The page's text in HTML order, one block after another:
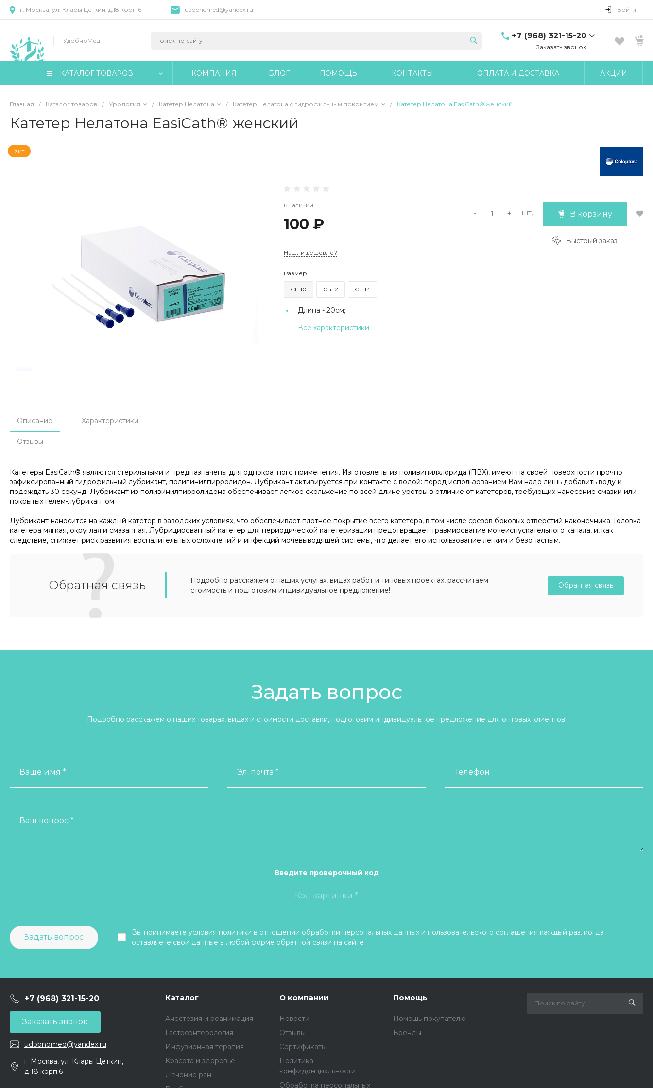
г. Москва, ул. Клары Цеткин, д.18 корп.6 udobnomed@yandex.ru Войти
УдобноМед
+7 (968) 321-15-20
г. Москва, ул. Клары
Заказать звонок
КАТАЛОГ ТОВАРОВ КОМПАНИЯ БЛОГ ПОМОЩЬ КОНТАКТЫ ОПЛАТА И ДОСТАВКА АКЦИИ
Главная / Каталог товаров / Урология / Катетер Нелатона / Катетер Нелатона с гидрофильным покрытием / Катетер Нелатона EasiCath® женский
Катетер Нелатона EasiCath® женский
Хит
В наличии
100 ₽
- + шт. В корзину
Быстрый заказ
Нашли дешевле?
Размер
Ch 10 Ch 12 Ch 14
Длина -20см;
Все характеристики
Описание Характеристики
Отзывы
Катетеры EasiCath® являются стерильными и предназначены для однократного применения. Изготовлены из поливинилхлорида (ПВХ), имеют на своей поверхности прочно
зафиксированный гидрофильный лубрикант, поливинилпирролидон. Лубрикант активируется при контакте с водой: перед использованием Вам надо лишь добавить воду и
подождать 30 секунд. Лубрикант из поливинилпирролидона обеспечивает легкое скольжение по всей длине уретры в отличие от катетеров, требующих нанесение смазки или
покрытых гелем-лубрикантом.
Лубрикант наносится на каждый катетер в заводских условиях, что обеспечивает плотное покрытие всего катетера, в том числе срезов боковых отверстий наконечника. Головка
катетера мягкая, округлая и смазанная. Лубрицированный катетер для периодической катетеризации предотвращает травмирование мочеиспускательного канала, и, как
следствие, снижает риск развития воспалительных осложнений и инфекций мочевыводящей системы, что делает его использование легким и безопасным.
Обратная связь
Подробно расскажем о наших услугах, видах работ и типовых проектах, рассчитаем
стоимость и подготовим индивидуальное предложение!
Обратная связь
Задать вопрос
Подробно расскажем о наших товарах, видах и стоимости доставки, подготовим индивидуальное предложение для оптовых клиентов!
Ваше имя * Эл. почта * Телефон
Ваш вопрос *
Введите проверочный код
Задать вопрос
Вы принимаете условия политики в отношении обработки персональных данных и пользовательского соглашения каждый раз, когда
оставляете свои данные в любой форме обратной связи на сайте
+7 (968) 321-15-20
Заказать звонок
udobnomed@yandex.ru
г. Москва, ул. Клары Цеткин,
д.18 корп.6
Каталог
Анестезия и реанимация
Гастроэнтерология
Инфузионная терапия
Красота и здоровье
Лечение ран
О компании
Новости
Отзывы
Сертификаты
Политика
конфиденциальности
Обработка персональных
Помощь
Помощь покупателю
Бренды